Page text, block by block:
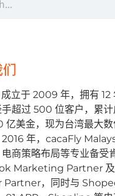
⽴于 2009 年，拥有 12
超过 500 位客户，累
亿美⾦，现为台湾最⼤
年，cacaFly
商策略布局等专业备受
Marketing Partner
，同时与